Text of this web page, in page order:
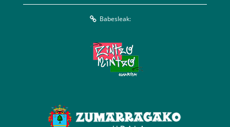
Babesleak: